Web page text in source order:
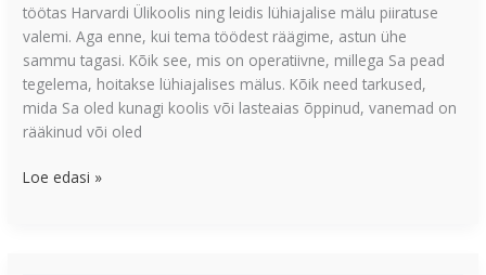
töötas Harvardi Ülikoolis ning leidis lühiajalise mälu piiratuse
valemi. Aga enne, kui tema töödest räägime, astun ühe
sammu tagasi. Kõik see, mis on operatiivne, millega Sa pead
tegelema, hoitakse lühiajalises mälus. Kõik need tarkused,
mida Sa oled kunagi koolis või lasteaias õppinud, vanemad on
rääkinud või oled
Loe edasi »